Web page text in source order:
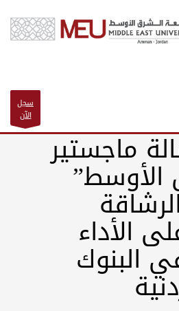
سجل
الآن
ماجستير
الأداء
البنوك